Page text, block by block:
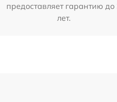
предоставляет гарантию до
лет.